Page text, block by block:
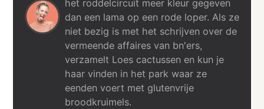
het roddelcircuit meer kleur gegeven
dan een lama op een rode loper. Als ze
niet bezig is met het schrijven over de
vermeende affaires van bn'ers,
verzamelt Loes cactussen en kun je
haar vinden in het park waar ze
eenden voert met glutenvrije
broodkruimels.